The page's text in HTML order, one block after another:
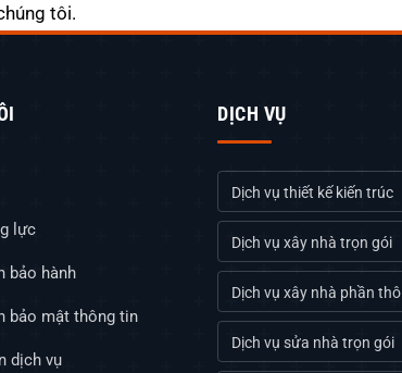
tôi.
lực
bảo hành
bảo mật thông tin
dịch vụ
DỊCH VỤ
Dịch vụ thiết kế kiến trúc
Dịch vụ xây nhà trọn gói
Dịch vụ xây nhà phần thô
Dịch vụ sửa nhà trọn gói